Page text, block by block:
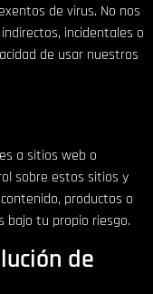
de virus. No nos
incidentales o
de usar nuestros
a sitios web o
sobre estos sitios y
productos o
bajo tu propio riesgo.
de